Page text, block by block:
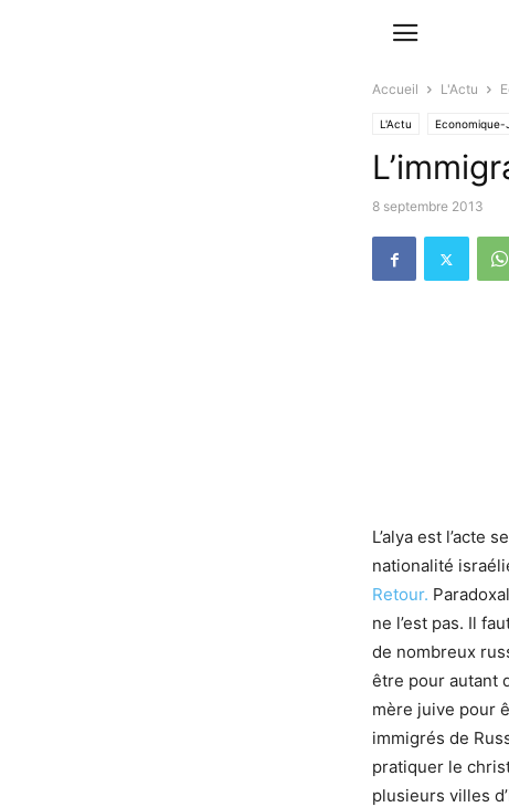
Accueil L'Actu
L'Actu Economique-
8 septembre 2013
L’alya est l’acte
nationalité
Retour.
ne l’est pas. Il
de nombreux
être pour autant
mère juive pour
immigrés de
pratiquer le
plusieurs villes